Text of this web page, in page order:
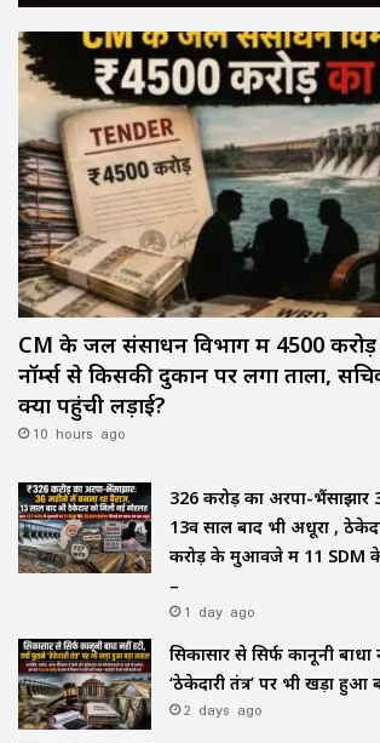
CM के जल संसाधन विभाग में ₹4500
नॉर्म्स से किसकी दुकान पर लगा ताला,
क्यों पहुंची लड़ाई?
10 hours ago
₹326 करोड़ का अरपा-
13वें साल बाद भी अधूरा ,
करोड़ के मुआवजे में 11 SDM के
–
1 day ago
सिकासार से सिर्फ कानूनी बाधा
‘ठेकेदारी तंत्र’ पर भी खड़ा हुआ
2 days ago